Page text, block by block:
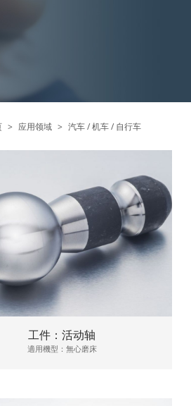
> 应用领域 > 汽车 / 机车 / 自行车
工件：活动轴
適用機型：無心磨床